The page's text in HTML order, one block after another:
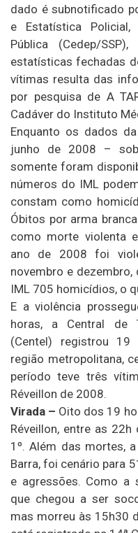
dado é subnotificado
e Estatística Policial,
Pública (Cedep/
estatísticas fechadas
vítimas resulta das
por pesquisa de A
Cadáver do Instituto
Enquanto os dados
junho de 2008 –
somente foram
números do IML
constam como
Óbitos por arma
como morte violenta
ano de 2008 foi
novembro e
IML 705 homicídios, o
E a violência
horas, a Central de
(Centel) registrou 19
região metropolitana,
período teve três
Réveillon de 2008.
Virada – Oito dos 19
Réveillon, entre as
1º. Além das mortes,
Barra, foi cenário para
e agressões. Como a
que chegou a ser
mas morreu às 15h30